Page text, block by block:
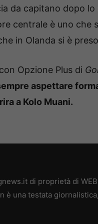
da capitano dopo
centrale è uno che
in Olanda si è
Opzione Plus di
aspettare
a Kolo Muani.
di proprietà di
è una testata